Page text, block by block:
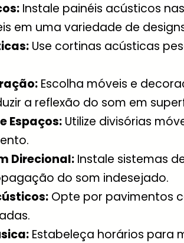
Instale painéis acústicos
em uma variedade de
Use cortinas acústicas
Escolha móveis e
a reflexão do som em
Espaços: Utilize divisórias
Direcional: Instale sistemas
do som indesejado.
Opte por pavimentos
Estabeleça horários para